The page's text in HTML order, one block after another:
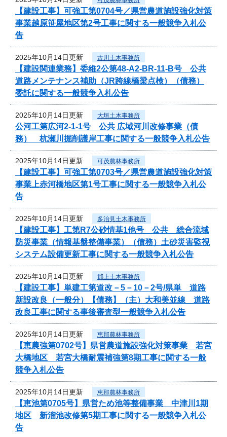
【建設工事】可強工第0704号／県営農道施設強化対策
事業越原笹屋地区第2号工事に関する一般競争入札公
告
2025年10月14日更新 古川土木事務所
【建設関連業務】委維2公第48-A2-BR-11-B号 公共
道路メンテナンス補助（JR跨線橋梁点検）（債務）
委託に関する一般競争入札公告
2025年10月14日更新 大垣土木事務所
公河工第広河2-1-1号 公共 広域河川改修事業（債
務） 杭瀬川掘削護岸工事に関する一般競争入札公告
2025年10月14日更新 可茂農林事務所
【建設工事】可強工第0703号／県営農道施設強化対策
事業上赤河橋地区第1号工事に関する一般競争入札公
告
2025年10月14日更新 多治見土木事務所
【建設工事】工第R7公砂情基1他号 公共 総合流域
防災事業（情報基盤整備事業）（債務）土砂災害監視
システム設備更新工事に関する一般競争入札公告
2025年10月14日更新 郡上土木事務所
【建設工事】単建工第道改－5－10－2号/県単 道路
新設改良（一般分）【債務】（主）大和美並線 道路
改良工事に関する事後審査型一般競争入札公告
2025年10月14日更新 恵那農林事務所
【恵農強第0702号】県営農道施設強化対策事業 若宮
大橋地区 若宮大橋耐震補強第8期工事に関する一般
競争入札公告
2025年10月14日更新 恵那農林事務所
【恵池第0705号】県営ため池等整備事業 中津川1期
地区 新溜池改修第5期工事に関する一般競争入札公
告